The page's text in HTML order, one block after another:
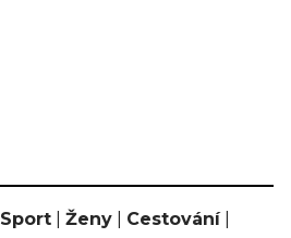
Sport Ženy Cestování|